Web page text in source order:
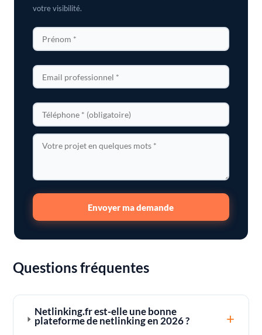
votre visibilité.
Envoyer ma demande
Questions fréquentes
Netlinking.fr est-elle une bonne
plateforme de netlinking en 2026 ? +